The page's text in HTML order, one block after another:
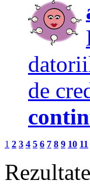
de
1 2 3 4 5 6 7 8 9 10 11